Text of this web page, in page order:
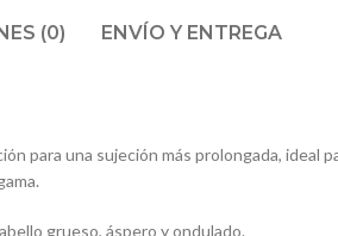
(0) ENVÍO Y ENTREGA
para una sujeción más prolongada, ideal
grueso, áspero y ondulado.